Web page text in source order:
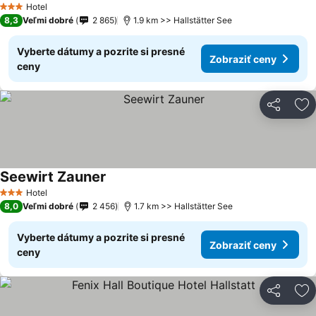
3 Počet hviezdičiek
Hotel
8,3 Veľmi dobré 2 865 1.9 km >> Hallstätter See
Vyberte dátumy a pozrite si presné
ceny
Zobraziť ceny
Zdieľať
3 Počet hviezdičiek
Hotel
Seewirt Zauner
8,0 Veľmi dobré 2 456 1.7 km >> Hallstätter See
Vyberte dátumy a pozrite si presné
ceny
Zobraziť ceny
Zdieľať